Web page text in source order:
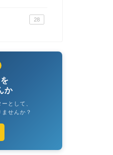
28
か
として、
せんか？